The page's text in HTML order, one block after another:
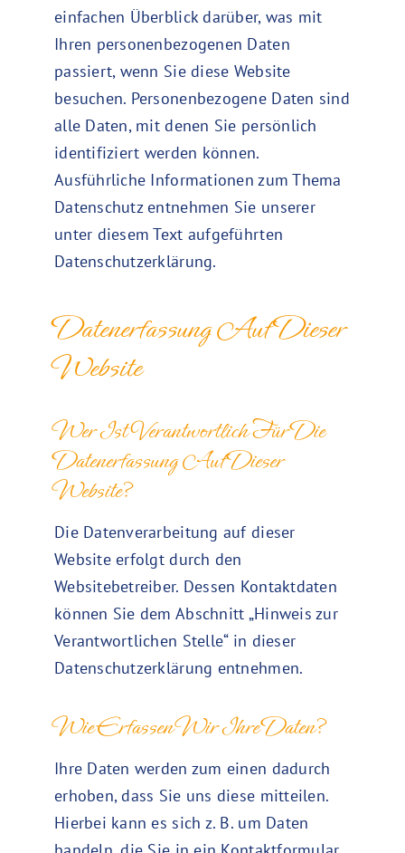
einfachen Überblick darüber, was mit
Ihren personenbezogenen Daten
passiert, wenn Sie diese Website
besuchen. Personenbezogene Daten sind
alle Daten, mit denen Sie persönlich
identifiziert werden können.
Ausführliche Informationen zum Thema
Datenschutz entnehmen Sie unserer
unter diesem Text aufgeführten
Datenschutzerklärung.
Datenerfassung Auf Dieser
Website
Wer Ist Verantwortlich Für Die
Datenerfassung Auf Dieser
Website?
Die Datenverarbeitung auf dieser
Website erfolgt durch den
Websitebetreiber. Dessen Kontaktdaten
können Sie dem Abschnitt „Hinweis zur
Verantwortlichen Stelle“ in dieser
Datenschutzerklärung entnehmen.
Wie Erfassen Wir Ihre Daten?
Ihre Daten werden zum einen dadurch
erhoben, dass Sie uns diese mitteilen.
Hierbei kann es sich z. B. um Daten